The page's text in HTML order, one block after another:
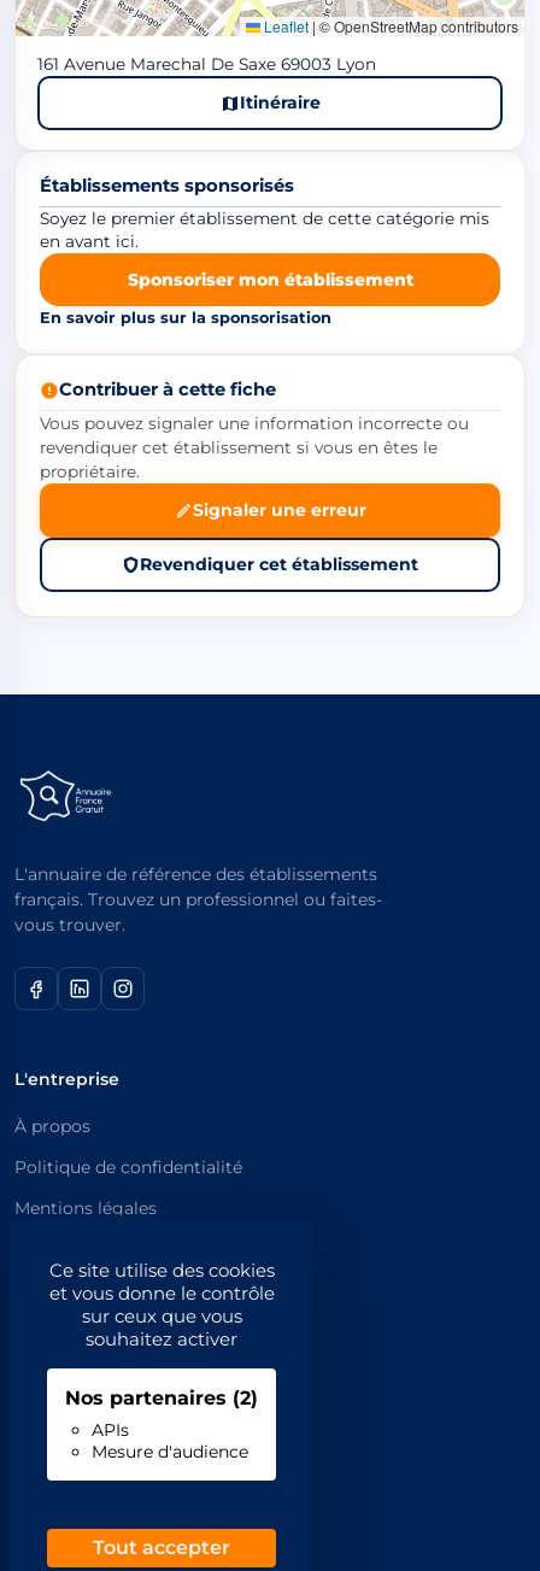
Ce site utilise des cookies
et vous donne le contrôle
sur ceux que vous
souhaitez activer
Nos partenaires (2)
APIs
Mesure d'audience
Tout accepter
Leaflet |© OpenStreetMap contributors
161 Avenue Marechal De Saxe 69003 Lyon
Itinéraire
Établissements sponsorisés
Soyez le premier établissement de cette catégorie mis
en avant ici.
Sponsoriser mon établissement
En savoir plus sur la sponsorisation
Contribuer à cette fiche
Vous pouvez signaler une information incorrecte ou
revendiquer cet établissement si vous en êtes le
propriétaire.
Signaler une erreur
Revendiquer cet établissement
L'annuaire de référence des établissements
français. Trouvez un professionnel ou faites-
vous trouver.
L'entreprise
À propos
Politique de confidentialité
Mentions légales
Catégories principales
Catégories
Professionnels
Inscrivez-vous
Demande de retrait